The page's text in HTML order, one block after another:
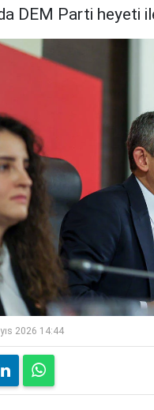
DEM Parti heyeti
2026 14:44